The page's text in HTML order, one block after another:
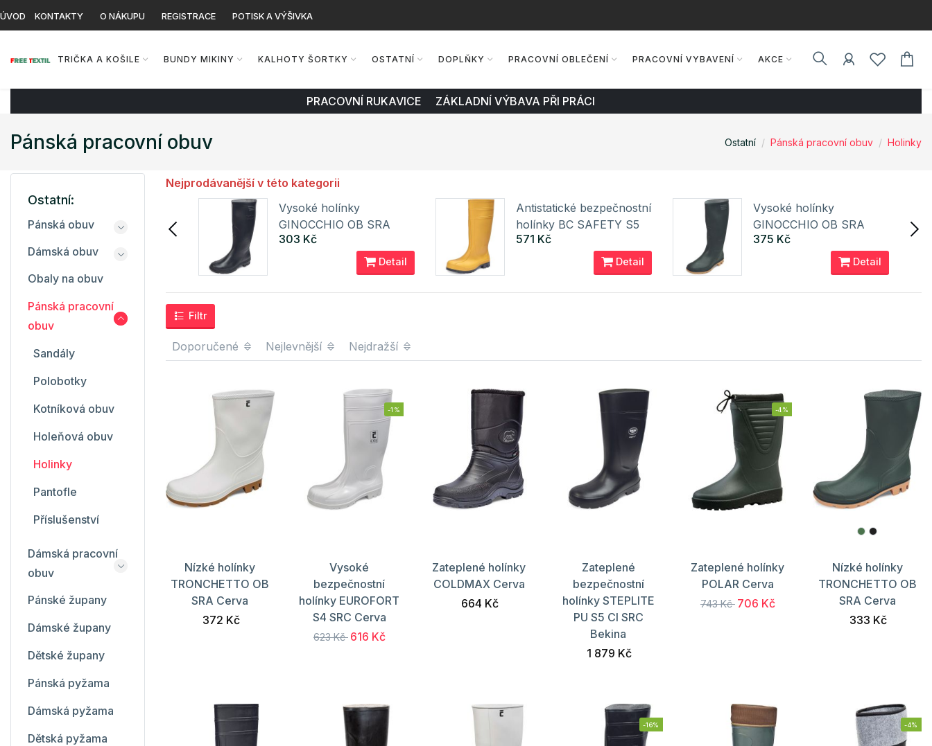
ÚVOD KONTAKTY O NÁKUPU REGISTRACE POTISK A VÝŠIVKA
TRIČKA A KOŠILE BUNDY MIKINY KALHOTY ŠORTKY OSTATNÍ DOPLŇKY PRACOVNÍ OBLEČENÍ PRACOVNÍ VYBAVENÍ AKCE
PRACOVNÍ RUKAVICE ZÁKLADNÍ VÝBAVA PŘI PRÁCI
Pánská pracovní obuv Ostatní Pánská pracovní obuv Holinky
Nejprodávanější v této kategorii
Nízké holínky
TRONCHETTO OB SRA
Vysoké holínky
GINOCCHIO OB SRA
Cerva
303 Kč
Detail
Antistatické bezpečnostní
holínky BC SAFETY S5
SRA Cerva
571 Kč
Detail
Vysoké holínky
GINOCCHIO OB SRA
Cerva
375 Kč
Detail
Filtr
Doporučené Nejlevnější Nejdražší
Nízké holínky
TRONCHETTO OB
SRA Cerva
372 Kč
-1%
Vysoké
bezpečnostní
holínky EUROFORT
S4 SRC Cerva
623 Kč 616 Kč
Zateplené holínky
COLDMAX Cerva
664 Kč
Zateplené
bezpečnostní
holínky STEPLITE
PU S5 CI SRC
Bekina
1 879 Kč
-4%
Zateplené holínky
POLAR Cerva
743 Kč 706 Kč
Nízké holínky
TRONCHETTO OB
SRA Cerva
333 Kč
-16% -4%
Ostatní:
Pánská obuv
Dámská obuv
Obaly na obuv
Pánská pracovní
obuv
Sandály
Polobotky
Kotníková obuv
Holeňová obuv
Holinky
Pantofle
Příslušenství
Dámská pracovní
obuv
Pánské župany
Dámské župany
Dětské župany
Pánská pyžama
Dámská pyžama
Dětská pyžama